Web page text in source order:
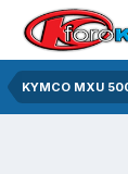
KYMCO MXU